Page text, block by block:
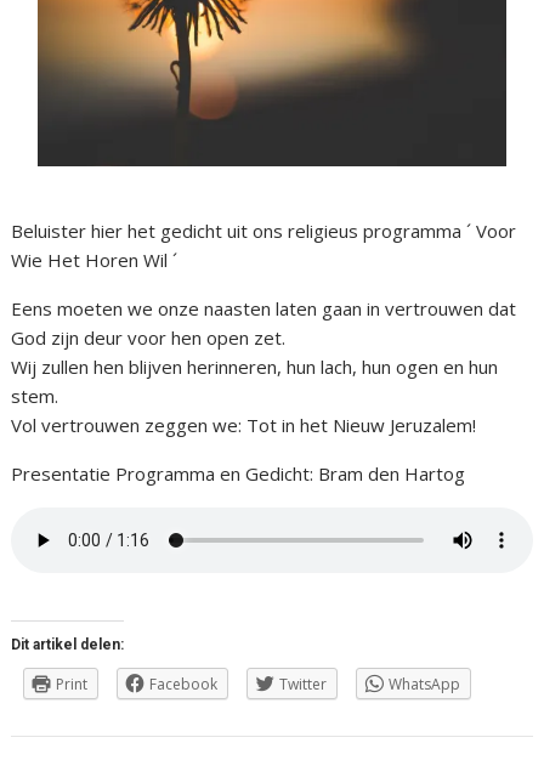
Beluister hier het gedicht uit ons religieus programma ´ Voor
Wie Het Horen Wil ´
Eens moeten we onze naasten laten gaan in vertrouwen dat
God zijn deur voor hen open zet.
Wij zullen hen blijven herinneren, hun lach, hun ogen en hun
stem.
Vol vertrouwen zeggen we: Tot in het Nieuw Jeruzalem!
Presentatie Programma en Gedicht: Bram den Hartog
Dit artikel delen:
Print Facebook Twitter WhatsApp